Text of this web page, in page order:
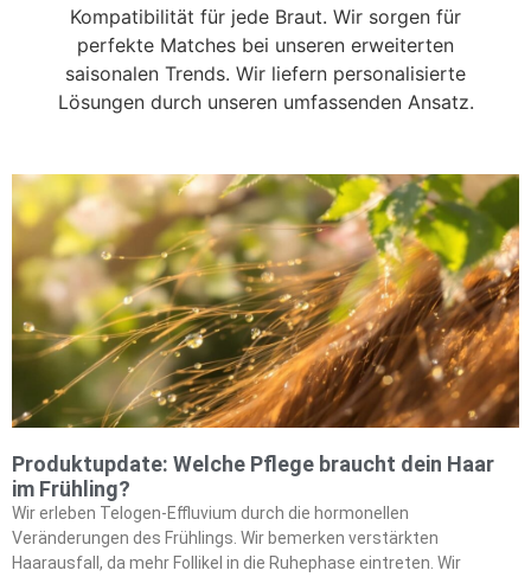
Kompatibilität für jede Braut. Wir sorgen für
perfekte Matches bei unseren erweiterten
saisonalen Trends. Wir liefern personalisierte
Lösungen durch unseren umfassenden Ansatz.
Produktupdate: Welche Pflege braucht dein Haar
im Frühling?
Wir erleben Telogen-Effluvium durch die hormonellen
Veränderungen des Frühlings. Wir bemerken verstärkten
Haarausfall, da mehr Follikel in die Ruhephase eintreten. Wir